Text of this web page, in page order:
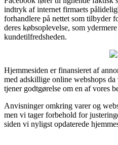
indtryk af internet firmaets
forhandlere på nettet som tilbyder
deres købsoplevelse, som
kundetilfredsheden.
Hjemmesiden er finansieret af
med adskillige online webshops
tjener godtgørelse om en af vores
Anvisninger omkring varer og
men vi tager forbehold for
siden vi nyligst opdaterede